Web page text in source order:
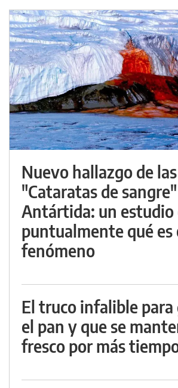
Nuevo hallazgo de las
"Cataratas de
Antártida: un estudio
puntualmente qué es
fenómeno
El truco infalible para
el pan y que se
fresco por más